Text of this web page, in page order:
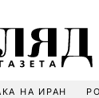
НА ИРАН